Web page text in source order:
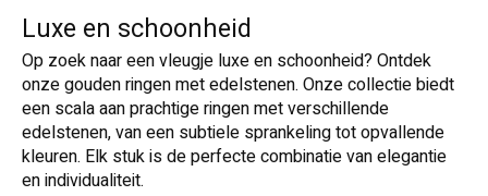
Luxe en schoonheid
Op zoek naar een vleugje luxe en schoonheid? Ontdek
onze gouden ringen met edelstenen. Onze collectie biedt
een scala aan prachtige ringen met verschillende
edelstenen, van een subtiele sprankeling tot opvallende
kleuren. Elk stuk is de perfecte combinatie van elegantie
en individualiteit.